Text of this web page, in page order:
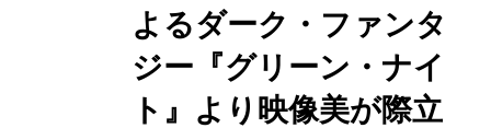
旅を通して、自分の内面へと向き合っ
ていく若者の成長物語を、示唆に富ん
だ斬新で濃度の高い魅惑的な映像で描
き出す。 アーサー王の甥として恵まれ
よるダーク・ファンタ
ジー『グリーン・ナイ
ト』より映像美が際立